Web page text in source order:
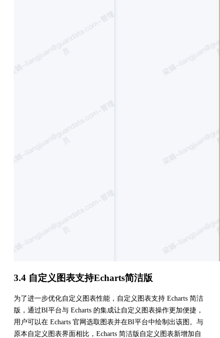
3.4 自定义图表支持Echarts简洁版
为了进一步优化自定义图表性能，自定义图表支持 Echarts 简洁
版，通过BI平台与 Echarts 的集成让自定义图表操作更加便捷，
用户可以在 Echarts 官网选取图表并在BI平台中绘制出该图。与
原本自定义图表界面相比，Echarts 简洁版自定义图表新增加自